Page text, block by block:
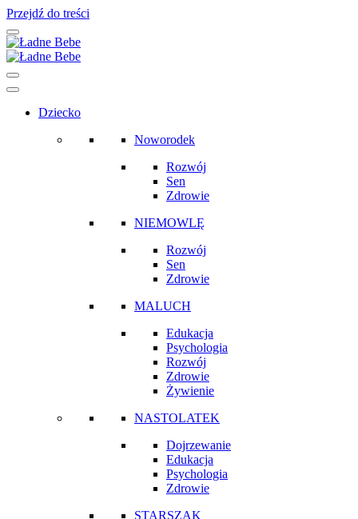
Przejdź do treści
Main
Navigation
Dziecko
Noworodek
Rozwój
Sen
Zdrowie
NIEMOWLĘ
Rozwój
Sen
Zdrowie
MALUCH
Edukacja
Psychologia
Rozwój
Zdrowie
Żywienie
NASTOLATEK
Dojrzewanie
Edukacja
Psychologia
Zdrowie
STARSZAK